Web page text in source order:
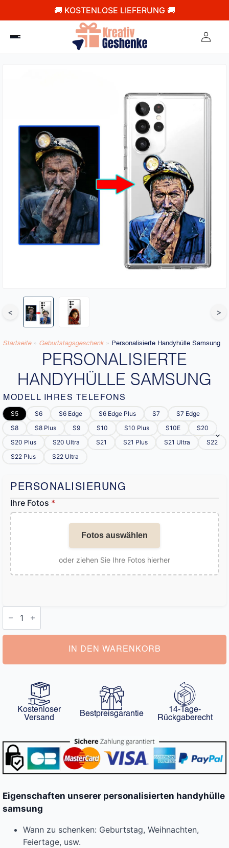
🚚 KOSTENLOSE LIEFERUNG 🚚
< >
Startseite » Geburtstagsgeschenk » Personalisierte Handyhülle Samsung
PERSONALISIERTE
HANDYHÜLLE SAMSUNG
MODELL IHRES TELEFONS
S5 S6 S6 Edge S6 Edge Plus S7
S7 Edge
S8
S8 Plus S9 S10 S10 Plus S10E
S20
S20 Plus
S20 Ultra S21 S21 Plus S21 Ultra
S22
S22 Plus
S22 Ultra
PERSONALISIERUNG
Ihre Fotos *
Fotos auswählen
oder ziehen Sie Ihre Fotos hierher
Personalisierte
Handyhülle
Menge
IN DEN WARENKORB
Kostenloser
Versand
Bestpreisgarantie
14-Tage-
Rückgaberecht
Eigenschaften unserer personalisierten handyhülle
samsung
Wann zu schenken: Geburtstag, Weihnachten,
Feiertage, usw.